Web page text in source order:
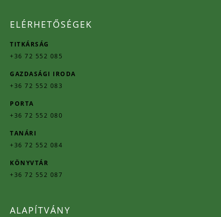
ELÉRHETŐSÉGEK
TITKÁRSÁG
+36 72 552 085
GAZDASÁGI IRODA
+36 72 552 083
PORTA
+36 72 552 080
TANÁRI
+36 72 552 084
KÖNYVTÁR
+36 72 552 087
ALAPÍTVÁNY